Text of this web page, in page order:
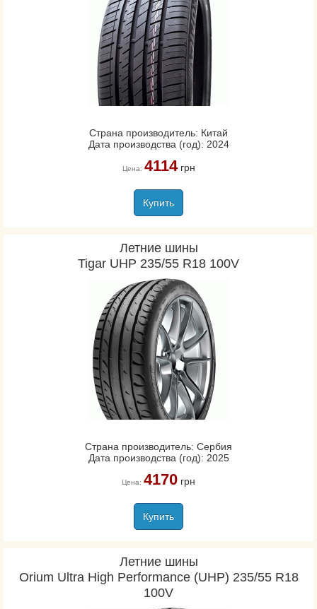
Страна производитель: Китай
Дата производства (год): 2024
Цена: 4114грн
Купить
Летние шины
Tigar UHP 235/55 R18 100V
Страна производитель: Сербия
Дата производства (год): 2025
Цена: 4170грн
Купить
Летние шины
Orium Ultra High Performance (UHP) 235/55 R18
100V